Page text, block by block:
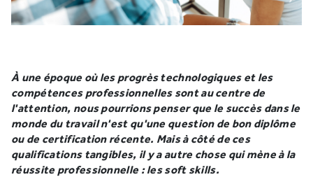
À une époque où les progrès technologiques et les
compétences professionnelles sont au centre de
l'attention, nous pourrions penser que le succès dans le
monde du travail n'est qu'une question de bon diplôme
ou de certification récente. Mais à côté de ces
qualifications tangibles, il y a autre chose qui mène à la
réussite professionnelle : les soft skills.